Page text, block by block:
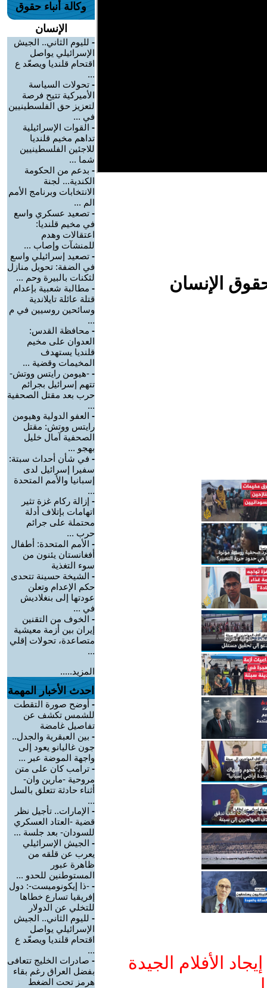
الإنسان
الأفلام الجيدة
وكالة أنباء حقوق
الإنسان
- لليوم الثاني.. الجيش
الإسرائيلي يواصل
اقتحام قلنديا ويصعّد ع
...
- تحولات السياسة
الأميركية تتيح فرصة
لتعزيز حق الفلسطينيين
في ...
- القوات الإسرائيلية
تداهم مخيم قلنديا
للاجئين الفلسطينيين
شما ...
- بدعم من الحكومة
الكندية... لجنة
الانتخابات وبرنامج الأمم
الم ...
- تصعيد عسكري واسع
في مخيم قلنديا:
اعتقالات وهدم
للمنشآت وإصاب ...
- تصعيد إسرائيلي واسع
في الضفة: تحويل منازل
لثكنات بالبيرة وحم ...
- مطالبة شعبية بإعدام
قتلة عائلة تايلاندية
وسائحين روسيين في م
...
- محافظة القدس:
العدوان على مخيم
قلنديا يستهدف
المخيمات وقضية ...
- -هيومن رايتس ووتش-
تتهم إسرائيل بجرائم
حرب بعد مقتل الصحفية
...
- العفو الدولية وهيومن
رايتس ووتش: مقتل
الصحفية آمال خليل
بهجو ...
- في شأن أحداث سبتة:
سفيرا إسرائيل لدى
إسبانيا والأمم المتحدة
...
- إزالة ركام غزة تثير
اتهامات بإتلاف أدلة
محتملة على جرائم
حرب ...
- الأمم المتحدة: أطفال
أفغانستان يئنون من
سوء التغذية
- الشيخة حسينة تتحدى
حكم الإعدام وتعلن
عودتها إلى بنغلاديش
في ...
- الخوف من التقنين
إيران بين أزمة معيشية
متصاعدة، تحولات إقلي
...
المزيد.....
احدث الأخبار المهمة
- أوضح صورة التقطت
للشمس تكشف عن
تفاصيل غامضة
- بين العبقرية والجدل..
جون غاليانو يعود إلى
واجهة الموضة عبر ...
- ترامب كان على متن
مروحية -مارين وان-
أثناء حادثة تتعلق بالسل
...
- الإمارات.. تأجيل نظر
قضية -العتاد العسكري
للسودان- بعد جلسة ...
- الجيش الإسرائيلي
يعرب عن قلقه من
ظاهرة عبور
المستوطنين للحدو ...
- -ذا إيكونوميست-: دول
إفريقيا تسارع خطاها
للتخلي عن الدولار
- لليوم الثاني.. الجيش
الإسرائيلي يواصل
اقتحام قلنديا ويصعّد ع
...
- صادرات الخليج تتعافى
بفضل العراق رغم بقاء
هرمز تحت الضغط